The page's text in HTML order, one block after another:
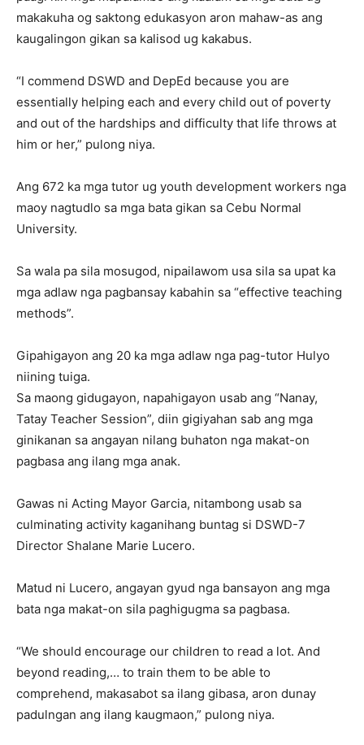
makakuha og saktong edukasyon aron mahaw-as ang
kaugalingon gikan sa kalisod ug kakabus.
“I commend DSWD and DepEd because you are
essentially helping each and every child out of poverty
and out of the hardships and difficulty that life throws at
him or her,” pulong niya.
Ang 672 ka mga tutor ug youth development workers nga
maoy nagtudlo sa mga bata gikan sa Cebu Normal
University.
Sa wala pa sila mosugod, nipailawom usa sila sa upat ka
mga adlaw nga pagbansay kabahin sa “effective teaching
methods”.
Gipahigayon ang 20 ka mga adlaw nga pag-tutor Hulyo
niining tuiga.
Sa maong gidugayon, napahigayon usab ang “Nanay,
Tatay Teacher Session”, diin gigiyahan sab ang mga
ginikanan sa angayan nilang buhaton nga makat-on
pagbasa ang ilang mga anak.
Gawas ni Acting Mayor Garcia, nitambong usab sa
culminating activity kaganihang buntag si DSWD-7
Director Shalane Marie Lucero.
Matud ni Lucero, angayan gyud nga bansayon ang mga
bata nga makat-on sila paghigugma sa pagbasa.
“We should encourage our children to read a lot. And
beyond reading,… to train them to be able to
comprehend, makasabot sa ilang gibasa, aron dunay
padulngan ang ilang kaugmaon,” pulong niya.